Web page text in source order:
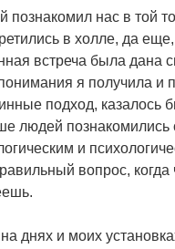
познакомил нас в той
в холле, да
встреча была дана
я получила и
подход, казалось
людей познакомились
и
вопрос, когда
днях и моих